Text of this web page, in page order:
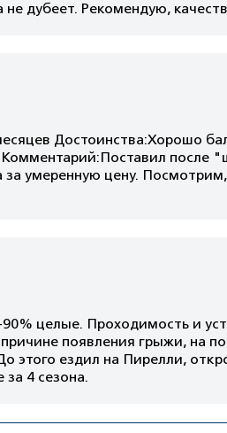
дубеет. Рекомендую,
Достоинства:Хорошо
после
за умеренную цену.
целые. Проходимость и
появления грыжи, на
этого ездил на Пирелли,
4 сезона.